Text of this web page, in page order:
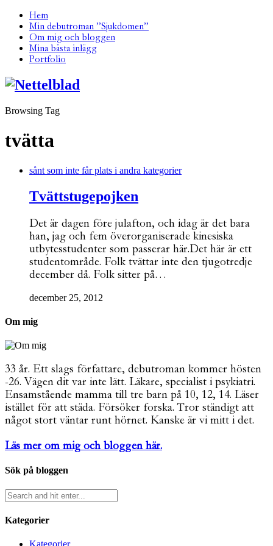
Hem
Min debutroman ”Sjukdomen”
Om mig och bloggen
Mina bästa inlägg
Portfolio
Browsing Tag
tvätta
sånt som inte får plats i andra kategorier
Tvättstugepojken
Det är dagen före julafton, och idag är det bara
han, jag och fem överorganiserade kinesiska
utbytesstudenter som passerar här.Det här är ett
studentområde. Folk tvättar inte den tjugotredje
december då. Folk sitter på…
december 25, 2012
Om mig
33 år. Ett slags författare, debutroman kommer hösten
-26. Vägen dit var inte lätt. Läkare, specialist i psykiatri.
Ensamstående mamma till tre barn på 10, 12, 14. Läser
istället för att städa. Försöker forska. Tror ständigt att
något stort väntar runt hörnet. Kanske är vi mitt i det.
Läs mer om mig och bloggen här.
Sök på bloggen
Kategorier
Kategorier